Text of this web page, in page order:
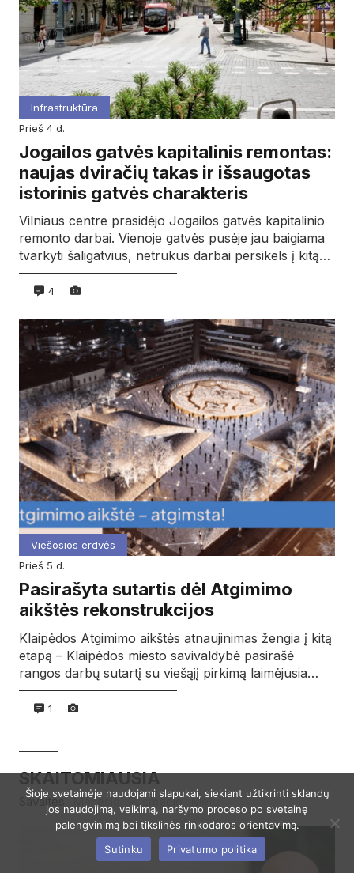
Infrastruktūra
prieš 4 d.
Jogailos gatvės kapitalinis remontas:
naujas dviračių takas ir išsaugotas
istorinis gatvės charakteris
Vilniaus centre prasidėjo Jogailos gatvės kapitalinio
remonto darbai. Vienoje gatvės pusėje jau baigiama
tvarkyti šaligatvius, netrukus darbai persikels į kitą…
4
Viešosios erdvės
prieš 5 d.
Pasirašyta sutartis dėl Atgimimo
aikštės rekonstrukcijos
Klaipėdos Atgimimo aikštės atnaujinimas žengia į kitą
etapą – Klaipėdos miesto savivaldybė pasirašė
rangos darbų sutartį su viešąjį pirkimą laimėjusia…
1
SKAITOMIAUSIA
Savaitės Mėnesio Pusmečio Metų
Šioje svetainėje naudojami slapukai, siekiant užtikrinti sklandų
jos naudojimą, veikimą, naršymo proceso po svetainę
palengvinimą bei tikslinės rinkodaros orientavimą.
Sutinku
Privatumo politika